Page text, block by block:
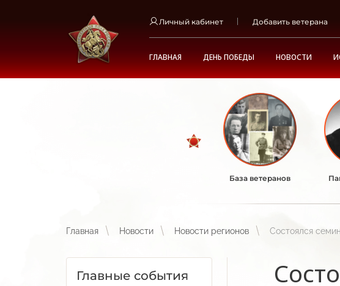
Личный кабинет Добавить ветерана
ГЛАВНАЯ ДЕНЬ ПОБЕДЫ НОВОСТИ
База ветеранов
Главная Новости Новости регионов Состоялся
Главные события